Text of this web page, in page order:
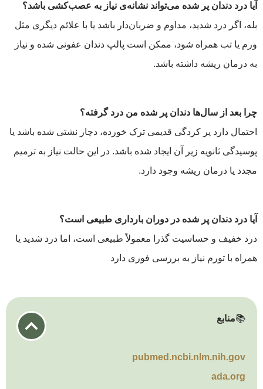
آیا درد دندان پر شده می‌تواند نشانه‌ی نیاز به عصب‌کشی باشد؟
بله، اگر درد شدید، مداوم و ضربان‌دار باشد یا با علائم دیگری مثل
ورم یا تب همراه شود، ممکن است پالپ دندان عفونی شده و نیاز
به درمان ریشه داشته باشد.
چرا بعد از سال‌ها دندان پر شده من درد گرفته؟
احتمال دارد پر کردگی قدیمی ترک خورده، دچار نشتی شده باشد یا
پوسیدگی ثانویه زیر آن ایجاد شده باشد. در این حالت نیاز به ترمیم
مجدد یا درمان ریشه وجود دارد.
آیا درد دندان پر شده در دوران بارداری طبیعی است؟
درد خفیف و حساسیت گذرا معمولاً طبیعی است، اما درد شدید یا
همراه با تورم نیاز به بررسی فوری دارد
📚منابع
pubmed.ncbi.nlm.nih.gov
ada.org